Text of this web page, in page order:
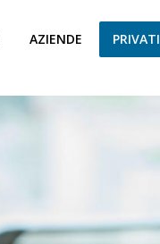
PRIVATI
AZIENDE